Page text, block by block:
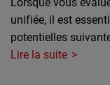
unifiée, il est
potentielles
Lire la suite